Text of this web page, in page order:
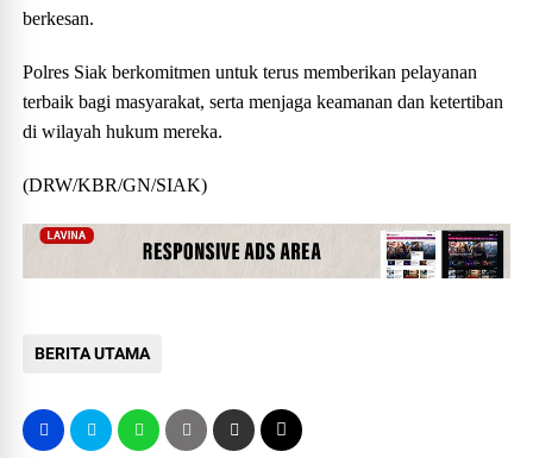
berkesan.
Polres Siak berkomitmen untuk terus memberikan pelayanan
terbaik bagi masyarakat, serta menjaga keamanan dan ketertiban
di wilayah hukum mereka.
(DRW/KBR/GN/SIAK)
BERITA UTAMA